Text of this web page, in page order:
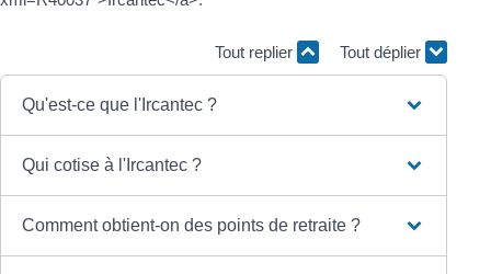
Tout replier Tout déplier
Qu'est-ce que l'Ircantec ?
Qui cotise à l'Ircantec ?
Comment obtient-on des points de retraite ?